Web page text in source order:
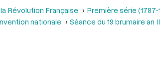
Révolution Française Première série (1787-
nationale
Séance du 19 brumaire an